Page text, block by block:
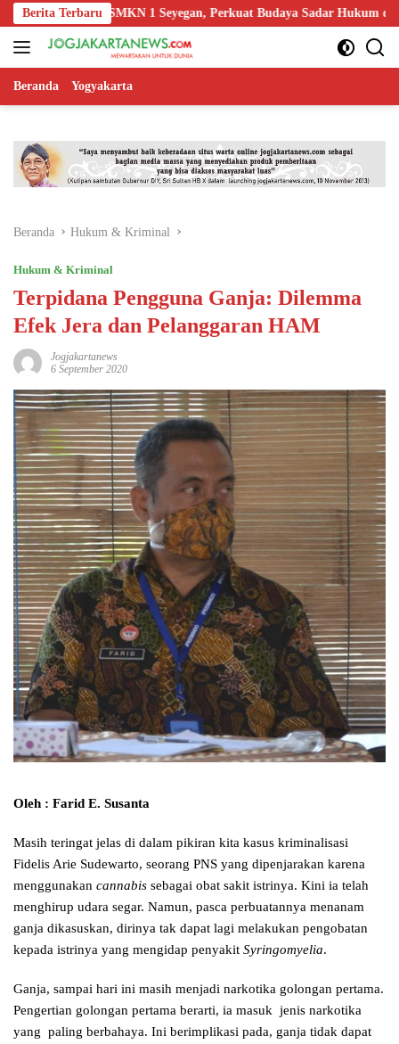
Langsung
ke
konten
Berita Terbaru
SMKN 1 Seyegan, Perkuat Budaya Sadar Hukum di Sekolah
Beranda Yogyakarta
Beranda Hukum & Kriminal
Hukum & Kriminal
Terpidana Pengguna Ganja: Dilemma
Efek Jera dan Pelanggaran HAM
Jogjakartanews
6 September 2020
Oleh : Farid E. Susanta
Masih teringat jelas di dalam pikiran kita kasus kriminalisasi
Fidelis Arie Sudewarto, seorang PNS yang dipenjarakan karena
menggunakan cannabis sebagai obat sakit istrinya. Kini ia telah
menghirup udara segar. Namun, pasca perbuatannya menanam
ganja dikasuskan, dirinya tak dapat lagi melakukan pengobatan
kepada istrinya yang mengidap penyakit Syringomyelia.
Ganja, sampai hari ini masih menjadi narkotika golongan pertama.
Pengertian golongan pertama berarti, ia masuk jenis narkotika
yang paling berbahaya. Ini berimplikasi pada, ganja tidak dapat